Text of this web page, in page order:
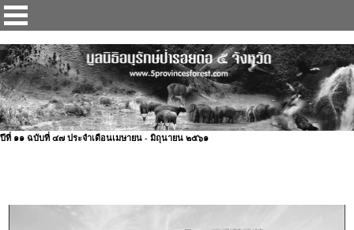
ปีที่ ๑๑ ฉบับที่ ๔๗ ประจำเดือนเมษายน - มิถุนายน ๒๕๖๑